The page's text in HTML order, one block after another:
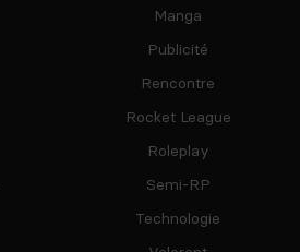
Manga
Publicité
Rencontre
Rocket League
Roleplay
Semi-RP
Technologie